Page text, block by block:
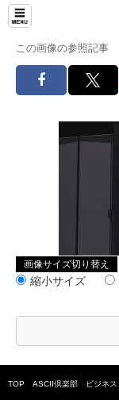
この画像の参照記事
画像サイズ切り替え
縮小サイズ
TOP ASCII倶楽部 ビジネス